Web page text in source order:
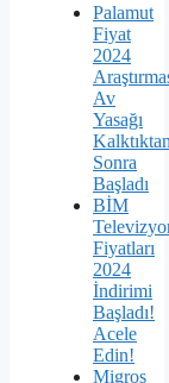
Palamut
Fiyat
2024
Av
Yasağı
Kalktıktan
Sonra
Başladı
BİM
Fiyatları
2024
İndirimi
Başladı!
Acele
Edin!
Migros